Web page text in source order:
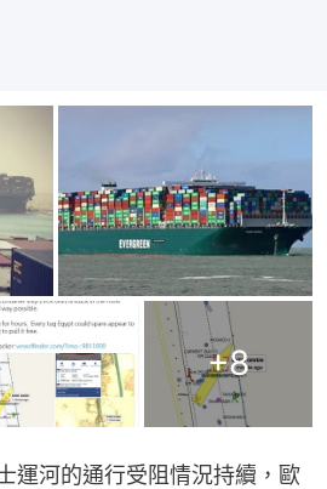
+8
運河的通行受阻情況持續，歐